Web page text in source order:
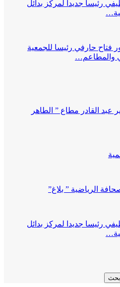
رئيسا جديدا لمركز بدائل
حارفي رئيسا للجمعية
والمطاعم…
عبد القادر مطاع ” الطاهر
الرياضية ” بلاغ”
رئيسا جديدا لمركز بدائل